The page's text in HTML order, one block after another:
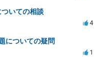
いての相談
4
についての疑問
1